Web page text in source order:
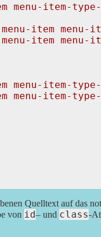
menu-item-
menu-item-
menu-item-
Quelltext auf das
von id– und class-